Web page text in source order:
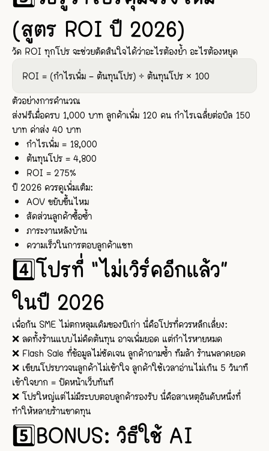
(สูตร ROI ปี 2026)
วัด ROI ทุกโปร จะช่วยตัดสินใจได้ว่าอะไรต้องย้ำ อะไรต้องหยุด
ROI = (กำไรเพิ่ม – ต้นทุนโปร) ÷ ต้นทุนโปร × 100
ตัวอย่างการคำนวณ
ส่งฟรีเมื่อครบ 1,000 บาท ลูกค้าเพิ่ม 120 คน กำไรเฉลี่ยต่อบิล 150
บาท ค่าส่ง 40 บาท
กำไรเพิ่ม = 18,000
ต้นทุนโปร = 4,800
ROI = 275%
ปี 2026 ควรดูเพิ่มเติม:
AOV ขยับขึ้นไหม
สัดส่วนลูกค้าซื้อซ้ำ
ภาระงานหลังบ้าน
ความเร็วในการตอบลูกค้าแชท
4️⃣โปรที่ “ไม่เวิร์คอีกแล้ว”
ในปี 2026
เพื่อกัน SME ไม่ตกหลุมเดิมของปีเก่า นี่คือโปรที่ควรหลีกเลี่ยง:
❌ ลดทั้งร้านแบบไม่คิดต้นทุน อาจเพิ่มยอด แต่กำไรหายหมด
❌ Flash Sale ที่ข้อมูลไม่ชัดเจน ลูกค้าถามซ้ำ ทีมล้า ร้านพลาดยอด
❌ เขียนโปรยาวจนลูกค้าไม่เข้าใจ ลูกค้าใช้เวลาอ่านไม่เกิน 5 วินาที
เข้าใจยาก = ปิดหน้าเว็บทันที
❌ โปรใหญ่แต่ไม่มีระบบตอบลูกค้ารองรับ นี่คือสาเหตุอันดับหนึ่งที่
ทำให้หลายร้านขาดทุน
5️⃣BONUS: วิธีใช้ AI